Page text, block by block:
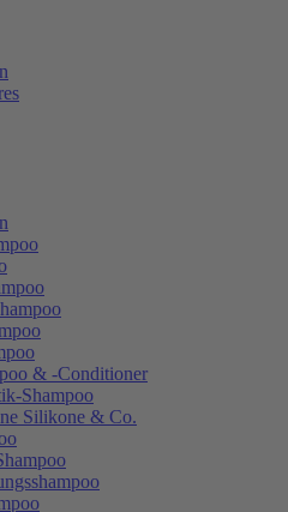
& -Conditioner
Shampoo
Silikone & Co.